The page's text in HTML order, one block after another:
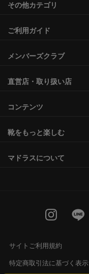
その他カテゴリ
ご利用ガイド
メンバーズクラブ
直営店・取り扱い店
コンテンツ
靴をもっと楽しむ
マドラスについて
サイトご利用規約
特定商取引法に基づく表示